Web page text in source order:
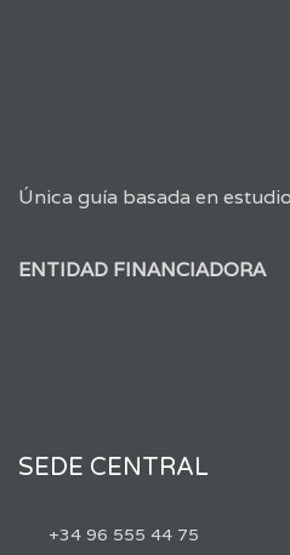
Única guía basada en
ENTIDAD FINANCIADORA
SEDE CENTRAL
+34 96 555 44 75